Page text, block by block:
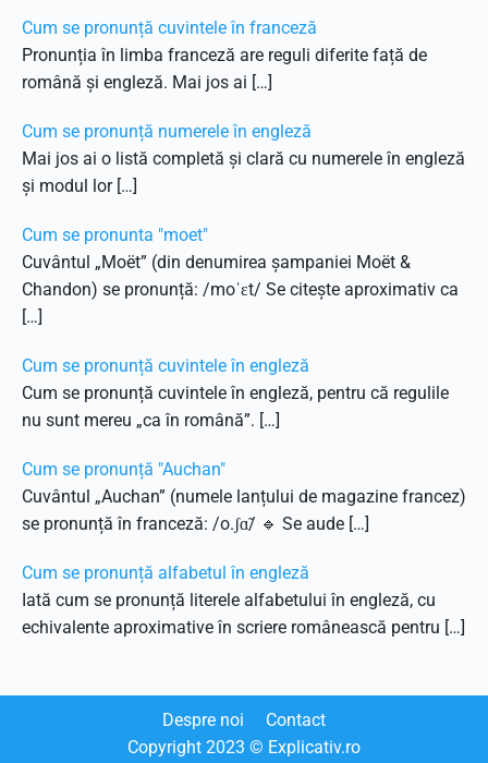
Cum se pronunță cuvintele în franceză
Pronunția în limba franceză are reguli diferite față de
română și engleză. Mai jos ai […]
Cum se pronunță numerele în engleză
Mai jos ai o listă completă și clară cu numerele în engleză
și modul lor […]
Cum se pronunta "moet"
Cuvântul „Moët” (din denumirea șampaniei Moët &
Chandon) se pronunță: /moˈɛt/ Se citește aproximativ ca
[…]
Cum se pronunță cuvintele în engleză
Cum se pronunță cuvintele în engleză, pentru că regulile
nu sunt mereu „ca în română”. […]
Cum se pronunță "Auchan"
Cuvântul „Auchan” (numele lanțului de magazine francez)
se pronunță în franceză: /o.ʃɑ̃/ 🔹 Se aude […]
Cum se pronunță alfabetul în engleză
Iată cum se pronunță literele alfabetului în engleză, cu
echivalente aproximative în scriere românească pentru […]
Despre noi
Contact
Copyright 2023 © Explicativ.ro